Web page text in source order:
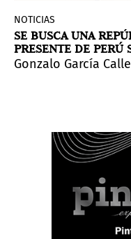
1940-
uno de los
de las partes
conphilia
NOTICIAS
SE BUSCA UNA
PRESENTE DE PERÚ
AJEDREZ
Gonzalo García